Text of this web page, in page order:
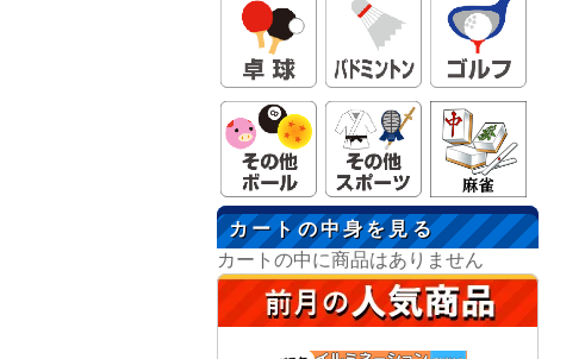
カートの中身を見る
カートの中に商品はありません